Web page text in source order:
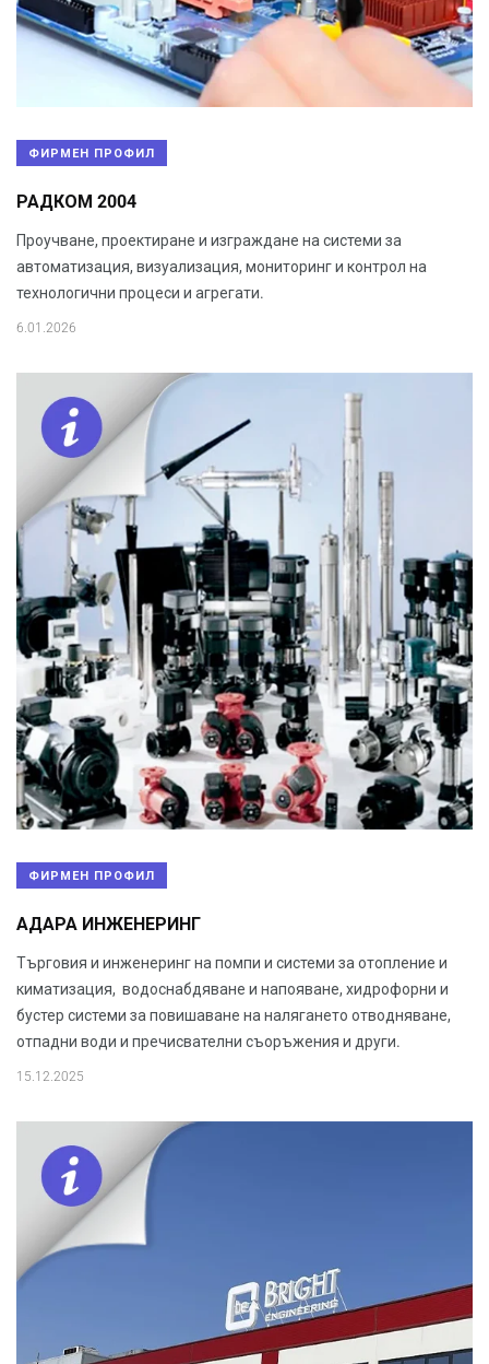
ФИРМЕН ПРОФИЛ
РАДКОМ 2004
Проучване, проектиране и изграждане на системи за
автоматизация, визуализация, мониторинг и контрол на
технологични процеси и агрегати.
6.01.2026
ФИРМЕН ПРОФИЛ
АДАРА ИНЖЕНЕРИНГ
Търговия и инженеринг на помпи и системи за отопление и
киматизация, водоснабдяване и напояване, хидрофорни и
бустер системи за повишаване на налягането отводняване,
отпадни води и пречисвателни съоръжения и други.
15.12.2025